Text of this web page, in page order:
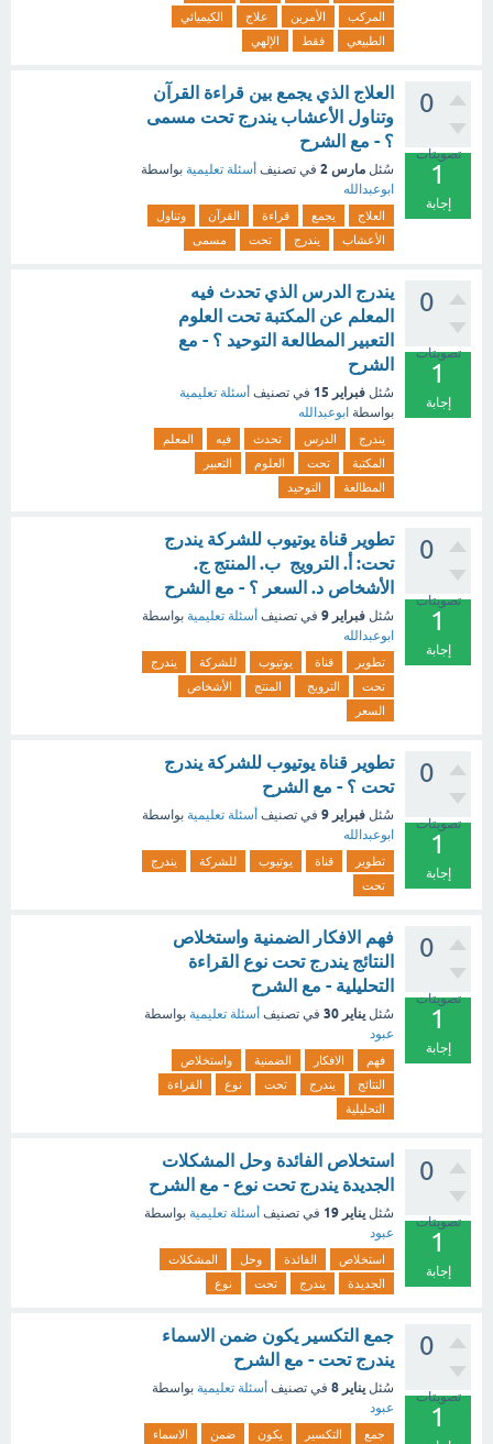
المركب
الأمرين علاج
الكيميائي
الطبيعي
فقط الإلهي
0
تصويتات
1
إجابة
العلاج الذي يجمع بين قراءة القرآن
وتناول الأعشاب يندرج تحت مسمى
؟ - مع الشرح
سُئل مارس 2 في تصنيف أسئلة تعليمية بواسطة
ابوعبدالله
العلاج يجمع قراءة القرآن
وتناول
الأعشاب
يندرج تحت مسمى
0
تصويتات
1
إجابة
يندرج الدرس الذي تحدث فيه
المعلم عن المكتبة تحت العلوم
التعبير المطالعة التوحيد ؟ - مع
الشرح
سُئل فبراير 15 في تصنيف أسئلة تعليمية
بواسطة ابوعبدالله
يندرج الدرس تحدث فيه
المعلم
المكتبة
تحت العلوم
التعبير
المطالعة
التوحيد
0
تصويتات
1
إجابة
تطوير قناة يوتيوب للشركة يندرج
تحت: أ. الترويج ب. المنتج ج.
الأشخاص د. السعر ؟ - مع الشرح
سُئل فبراير 9 في تصنيف أسئلة تعليمية بواسطة
ابوعبدالله
تطوير قناة يوتيوب للشركة
يندرج
تحت
الترويج المنتج
الأشخاص
السعر
0
تصويتات
1
إجابة
تطوير قناة يوتيوب للشركة يندرج
تحت ؟ - مع الشرح
سُئل فبراير 9 في تصنيف أسئلة تعليمية بواسطة
ابوعبدالله
تطوير قناة يوتيوب للشركة
يندرج
تحت
0
تصويتات
1
إجابة
فهم الافكار الضمنية واستخلاص
النتائج يندرج تحت نوع القراءة
التحليلية - مع الشرح
سُئل يناير 30 في تصنيف أسئلة تعليمية بواسطة
عبود
فهم الافكار الضمنية
واستخلاص
النتائج
يندرج تحت نوع
القراءة
التحليلية
0
تصويتات
1
إجابة
استخلاص الفائدة وحل المشكلات
الجديدة يندرج تحت نوع - مع الشرح
سُئل يناير 19 في تصنيف أسئلة تعليمية بواسطة
عبود
استخلاص الفائدة وحل
المشكلات
الجديدة
يندرج تحت نوع
0
تصويتات
1
جمع التكسير يكون ضمن الاسماء
يندرج تحت - مع الشرح
سُئل يناير 8 في تصنيف أسئلة تعليمية بواسطة
عبود
جمع التكسير يكون ضمن الاسماء